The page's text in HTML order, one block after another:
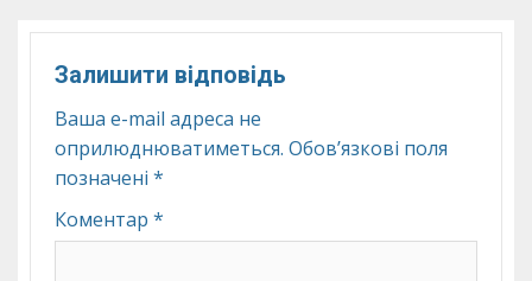
Залишити відповідь
Ваша e-mail адреса не
оприлюднюватиметься. Обов’язкові поля
позначені *
Коментар *